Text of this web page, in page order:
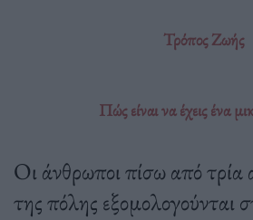
Τρόπος Ζωής
Πώς είναι να έχεις ένα
Οι άνθρωποι πίσω από
της πόλης εξομολογούνται